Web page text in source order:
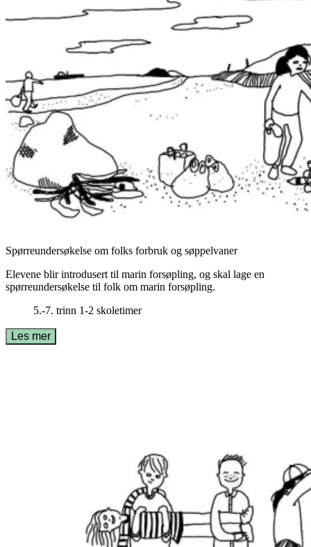
Spørreundersøkelse om folks forbruk og søppelvaner
Elevene blir introdusert til marin forsøpling, og skal lage en
spørreundersøkelse til folk om marin forsøpling.
5.-7. trinn 1-2 skoletimer
Les mer